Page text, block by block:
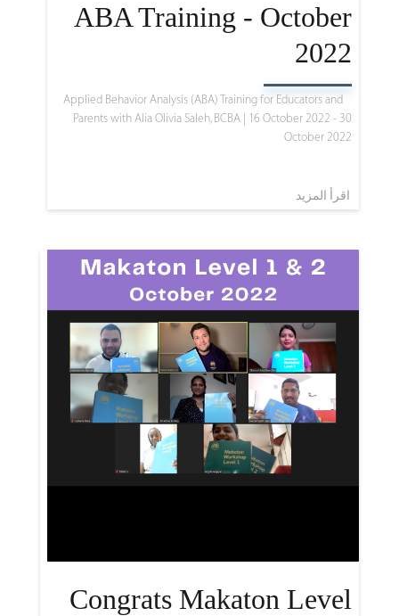
ABA Training - October
2022
Applied Behavior Analysis (ABA) Training for Educators and
Parents with Alia Olivia Saleh, BCBA | 16 October 2022 - 30
October 2022
اقرأ المزيد
Congrats Makaton Level